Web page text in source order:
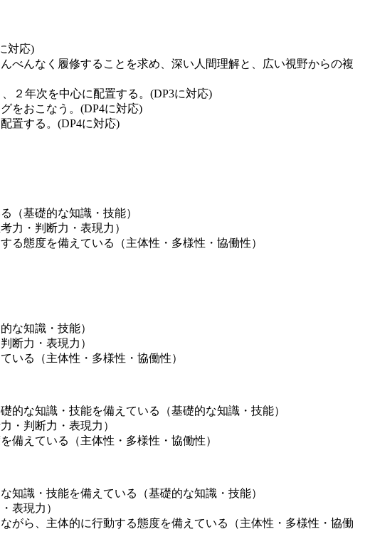
対応)
べんなく履修することを求め、深い人間理解と、広い視野からの複
２年次を中心に配置する。(DP3に対応)
をおこなう。(DP4に対応)
置する。(DP4に対応)
（基礎的な知識・技能）
力・判断力・表現力）
態度を備えている（主体性・多様性・協働性）
な知識・技能）
断力・表現力）
いる（主体性・多様性・協働性）
な知識・技能を備えている（基礎的な知識・技能）
・判断力・表現力）
備えている（主体性・多様性・協働性）
識・技能を備えている（基礎的な知識・技能）
表現力）
がら、主体的に行動する態度を備えている（主体性・多様性・協働